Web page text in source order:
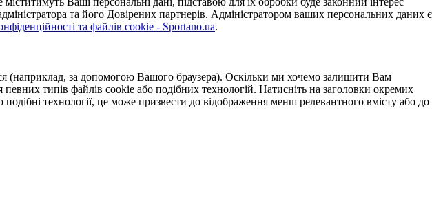
та його Довірених партнерів. Адміністратором ваших персональних даних є
та файлів cookie - Sportano.ua.
(наприклад, за допомогою Вашого браузера). Оскільки ми хочемо залишити Вам
типів файлів cookie або подібних технологій. Натисніть на заголовки окремих
технології, це може призвести до відображення менш релевантного вмісту або до